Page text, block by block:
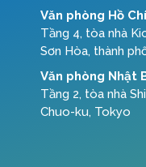
Văn phòng Hồ
Tầng 4, tòa nhà
Sơn Hòa, thành
Văn phòng Nhật
Tầng 2, tòa nhà
Chuo-ku, Tokyo